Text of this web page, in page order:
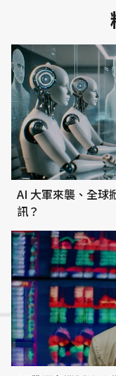
AI 大軍來襲、全球
訊？